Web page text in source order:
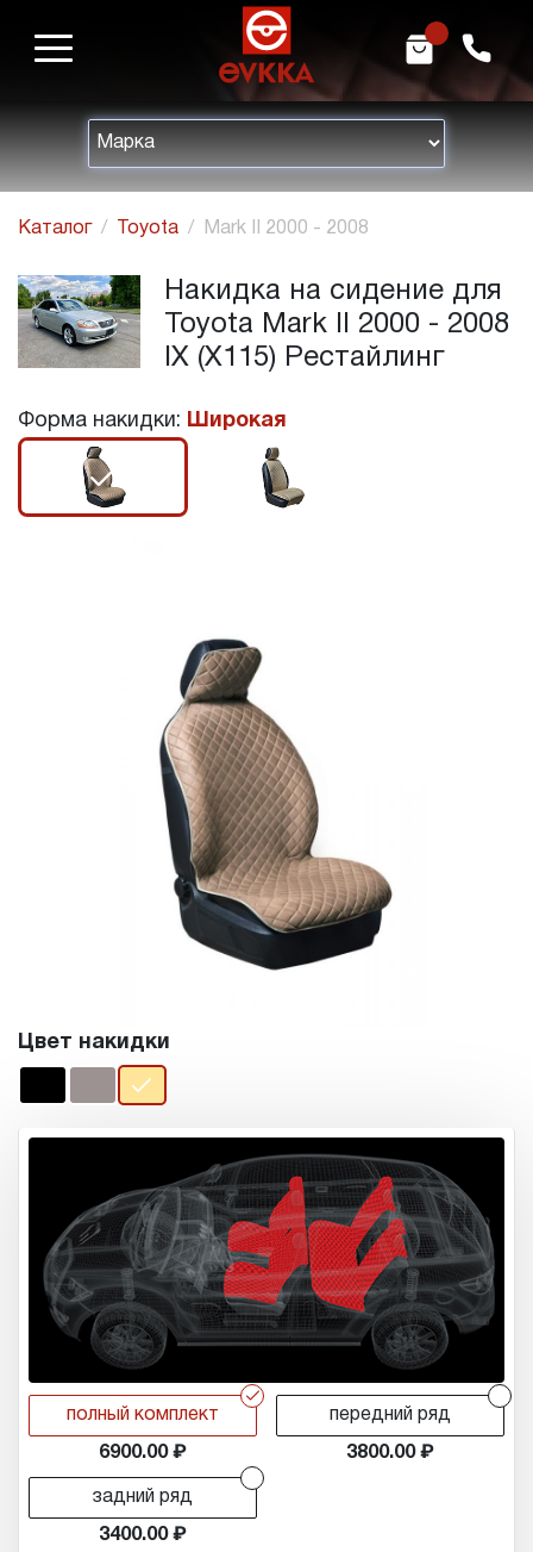
h m
Каталог Toyota Mark II 2000 - 2008
Накидка на сидение для
Toyota Mark II 2000 - 2008
IX (X115) Рестайлинг
Форма накидки: Широкая
r
Цвет накидки
r
полный комплект
6900.00
передний ряд
3800.00
задний ряд
3400.00